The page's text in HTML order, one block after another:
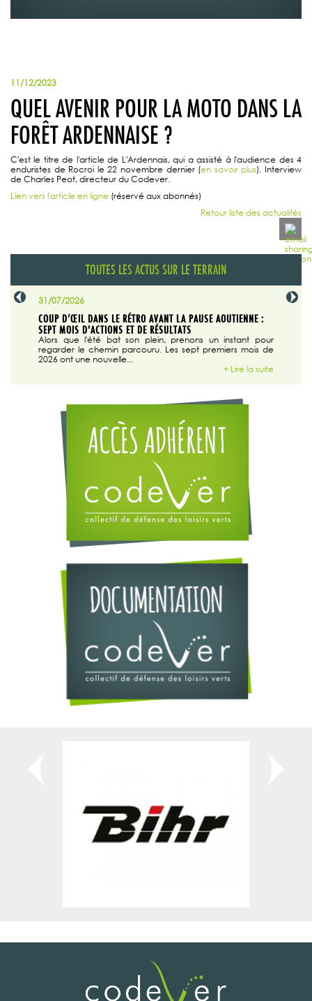
11/12/2023
QUEL AVENIR POUR LA MOTO DANS LA
FORÊT ARDENNAISE ?
C'est le titre de l'article de L'Ardennais, qui a assisté à l'audience des 4
enduristes de Rocroi le 22 novembre dernier (en savoir plus). Interview
de Charles Peot, directeur du Codever.
Lien vers l'article en ligne (réservé aux abonnés)
Retour liste des actualités
TOUTES LES ACTUS SUR LE TERRAIN
31/07/2026
COUP D’ŒIL DANS LE RÉTRO AVANT LA PAUSE AOUTIENNE :
SEPT MOIS D'ACTIONS ET DE RÉSULTATS
Alors que l'été bat son plein, prenons un instant pour
regarder le chemin parcouru. Les sept premiers mois de
2026 ont une nouvelle...
+ Lire la suite
29/07/